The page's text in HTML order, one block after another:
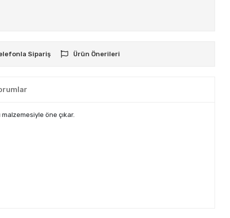
Sipariş Ürün Önerileri
öne çıkar.